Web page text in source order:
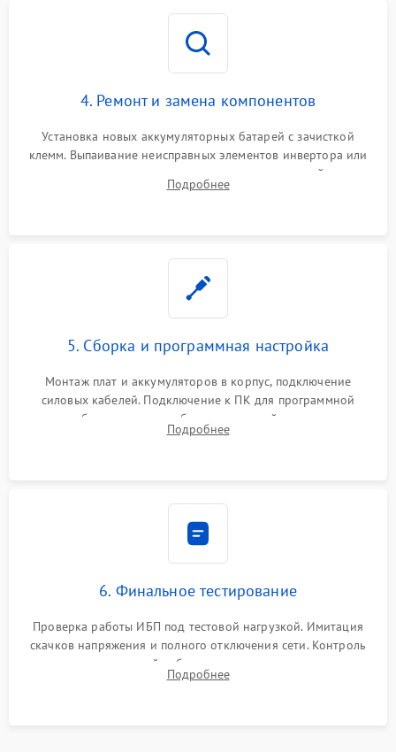
4. Ремонт и замена компонентов
Установка новых аккумуляторных батарей с зачисткой
клемм. Выпаивание неисправных элементов инвертора или
цепи зарядки и монтаж новых радиодеталей.
Восстановление поврежденных токоведущих дорожек и
Подробнее
5. Сборка и программная настройка
Монтаж плат и аккумуляторов в корпус, подключение
силовых кабелей. Подключение к ПК для программной
калибровки констант батареи, настройки порогов
срабатывания AVR и сброса счетчиков старения АКБ.
Подробнее
6. Финальное тестирование
Проверка работы ИБП под тестовой нагрузкой. Имитация
скачков напряжения и полного отключения сети. Контроль
времени автономной работы, температурного режима и
корректности формы выходного сигнала.
Подробнее